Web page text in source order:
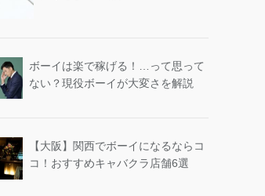
ボーイは楽で稼げる！…って思って
ない？現役ボーイが大変さを解説
【大阪】関西でボーイになるならコ
コ！おすすめキャバクラ店舗6選